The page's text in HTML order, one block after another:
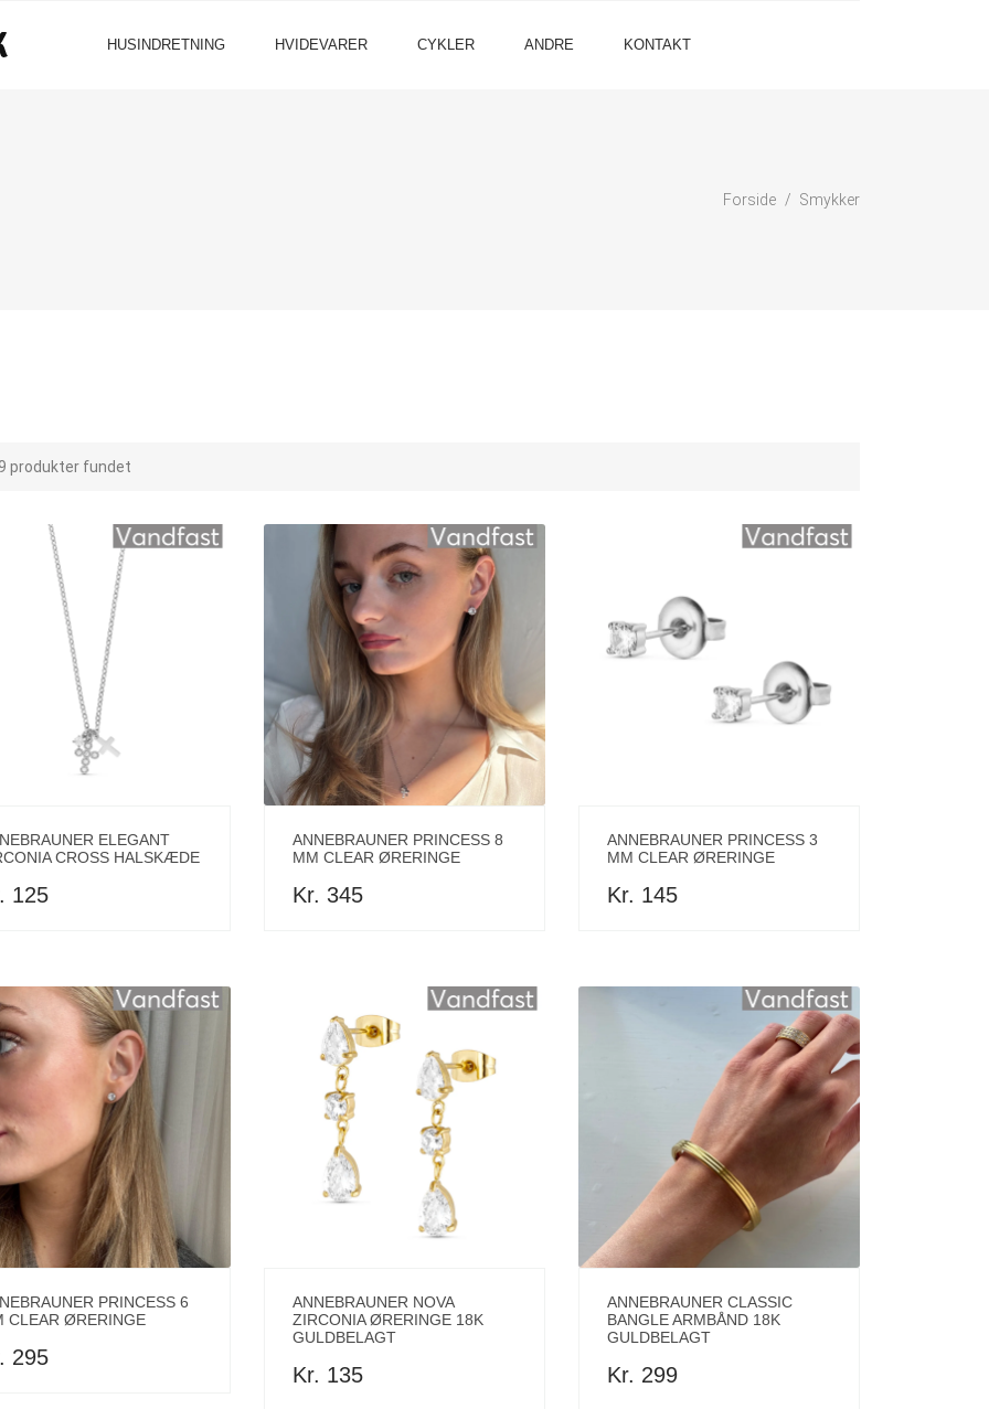
HUSINDRETNING HVIDEVARER CYKLER ANDRE KONTAKT
Forside Smykker
produkter fundet
ELEGANT
CROSS HALSKÆDE
125
ANNEBRAUNER PRINCESS 8
MM CLEAR ØRERINGE
Kr. 345
ANNEBRAUNER PRINCESS 3
MM CLEAR ØRERINGE
Kr. 145
PRINCESS 6
CLEAR ØRERINGE
295
ANNEBRAUNER NOVA
ZIRCONIA ØRERINGE 18K
GULDBELAGT
Kr. 135
ANNEBRAUNER CLASSIC
BANGLE ARMBÅND 18K
GULDBELAGT
Kr. 299